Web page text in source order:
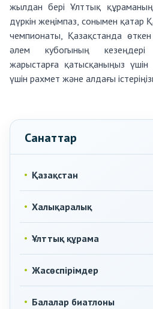
жылдан бері Ұлттық
дүркін жеңімпаз, сонымен қатар
чемпионаты, Қазақстанда
әлем кубогының
жарыстарға қатысқаныңыз
үшін рахмет және алдағы
Санаттар
Қазақстан
Халықаралық
Ұлттық құрама
Жасөспірімдер
Балалар биатлоны